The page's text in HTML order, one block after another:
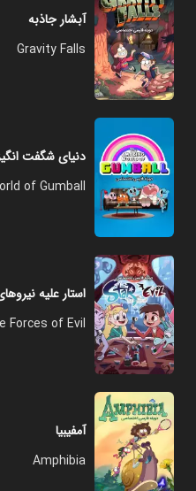
آبشار جاذبه‌
Gravity Falls
دنیای شگفت
of Gumball
استار علیه
Forces of Evil
آمفیبیا
Amphibia